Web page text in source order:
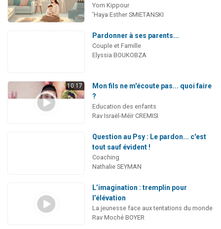
Yom Kippour
'Haya Esther SMIETANSKI
Pardonner à ses parents...
Couple et Famille
Elyssia BOUKOBZA
10:17
Mon fils ne m'écoute pas... quoi faire
?
Education des enfants
Rav Israël-Méïr CREMISI
Question au Psy : Le pardon... c'est
tout sauf évident !
Coaching
Nathalie SEYMAN
L’imagination : tremplin pour
l’élévation
La jeunesse face aux tentations du monde
Rav Moché BOYER